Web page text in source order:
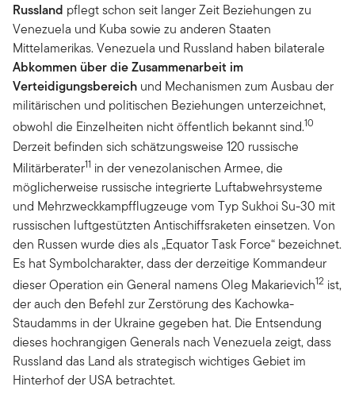
Russland pflegt schon seit langer Zeit Beziehungen zu
Venezuela und Kuba sowie zu anderen Staaten
Mittelamerikas. Venezuela und Russland haben bilaterale
Abkommen über die Zusammenarbeit im
Verteidigungsbereich und Mechanismen zum Ausbau der
militärischen und politischen Beziehungen unterzeichnet,
obwohl die Einzelheiten nicht öffentlich bekannt sind.10
Derzeit befinden sich schätzungsweise 120 russische
Militärberater11 in der venezolanischen Armee, die
möglicherweise russische integrierte Luftabwehrsysteme
und Mehrzweckkampfflugzeuge vom Typ Sukhoi Su-30 mit
russischen luftgestützten Antischiffsraketen einsetzen. Von
den Russen wurde dies als „Equator Task Force“ bezeichnet.
Es hat Symbolcharakter, dass der derzeitige Kommandeur
dieser Operation ein General namens Oleg Makarievich12 ist,
der auch den Befehl zur Zerstörung des Kachowka-
Staudamms in der Ukraine gegeben hat. Die Entsendung
dieses hochrangigen Generals nach Venezuela zeigt, dass
Russland das Land als strategisch wichtiges Gebiet im
Hinterhof der USA betrachtet.